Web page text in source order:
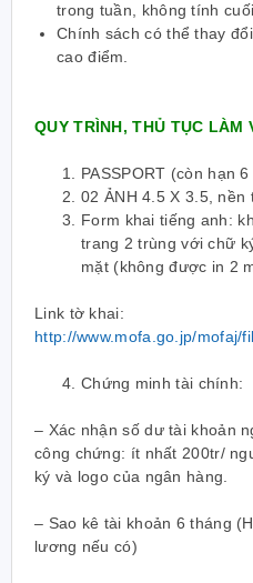
trong tuần, không tính
Chính sách có thể thay
cao điểm.
QUY TRÌNH, THỦ TỤC LÀM
PASSPORT (còn hạn
02 ẢNH 4.5 X 3.5, nền
Form khai tiếng anh:
trang 2 trùng với chữ
mặt (không được in 2
Link tờ khai:
http://www.mofa.go.jp/mofaj/
Chứng minh tài chính:
– Xác nhận số dư tài khoản
công chứng: ít nhất 200tr/
ký và logo của ngân hàng.
– Sao kê tài khoản 6 tháng
lương nếu có)